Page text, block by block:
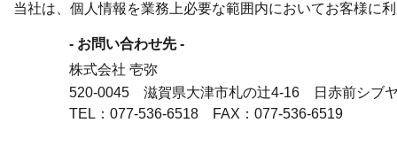
当社は、個人情報を業務上必要な範囲内においてお客様に
- お問い合わせ先 -
株式会社 壱弥
520-0045 滋賀県大津市札の辻4-16 日赤前シブ
TEL：077-536-6518 FAX：077-536-6519